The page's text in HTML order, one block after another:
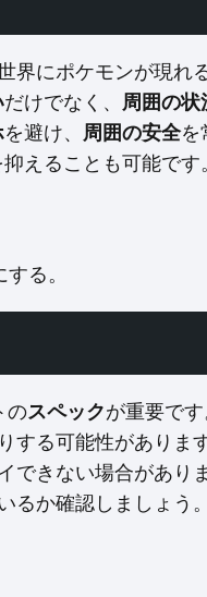
界にポケモンが現れ
だけでなく、 周囲の状
を避け、 周囲の安全を
えることも可能です
る。
のスペックが重要です
する可能性がありま
できない場合があり
るか確認しましょう。